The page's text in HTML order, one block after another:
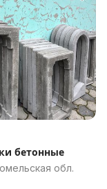
бетонные
обл.